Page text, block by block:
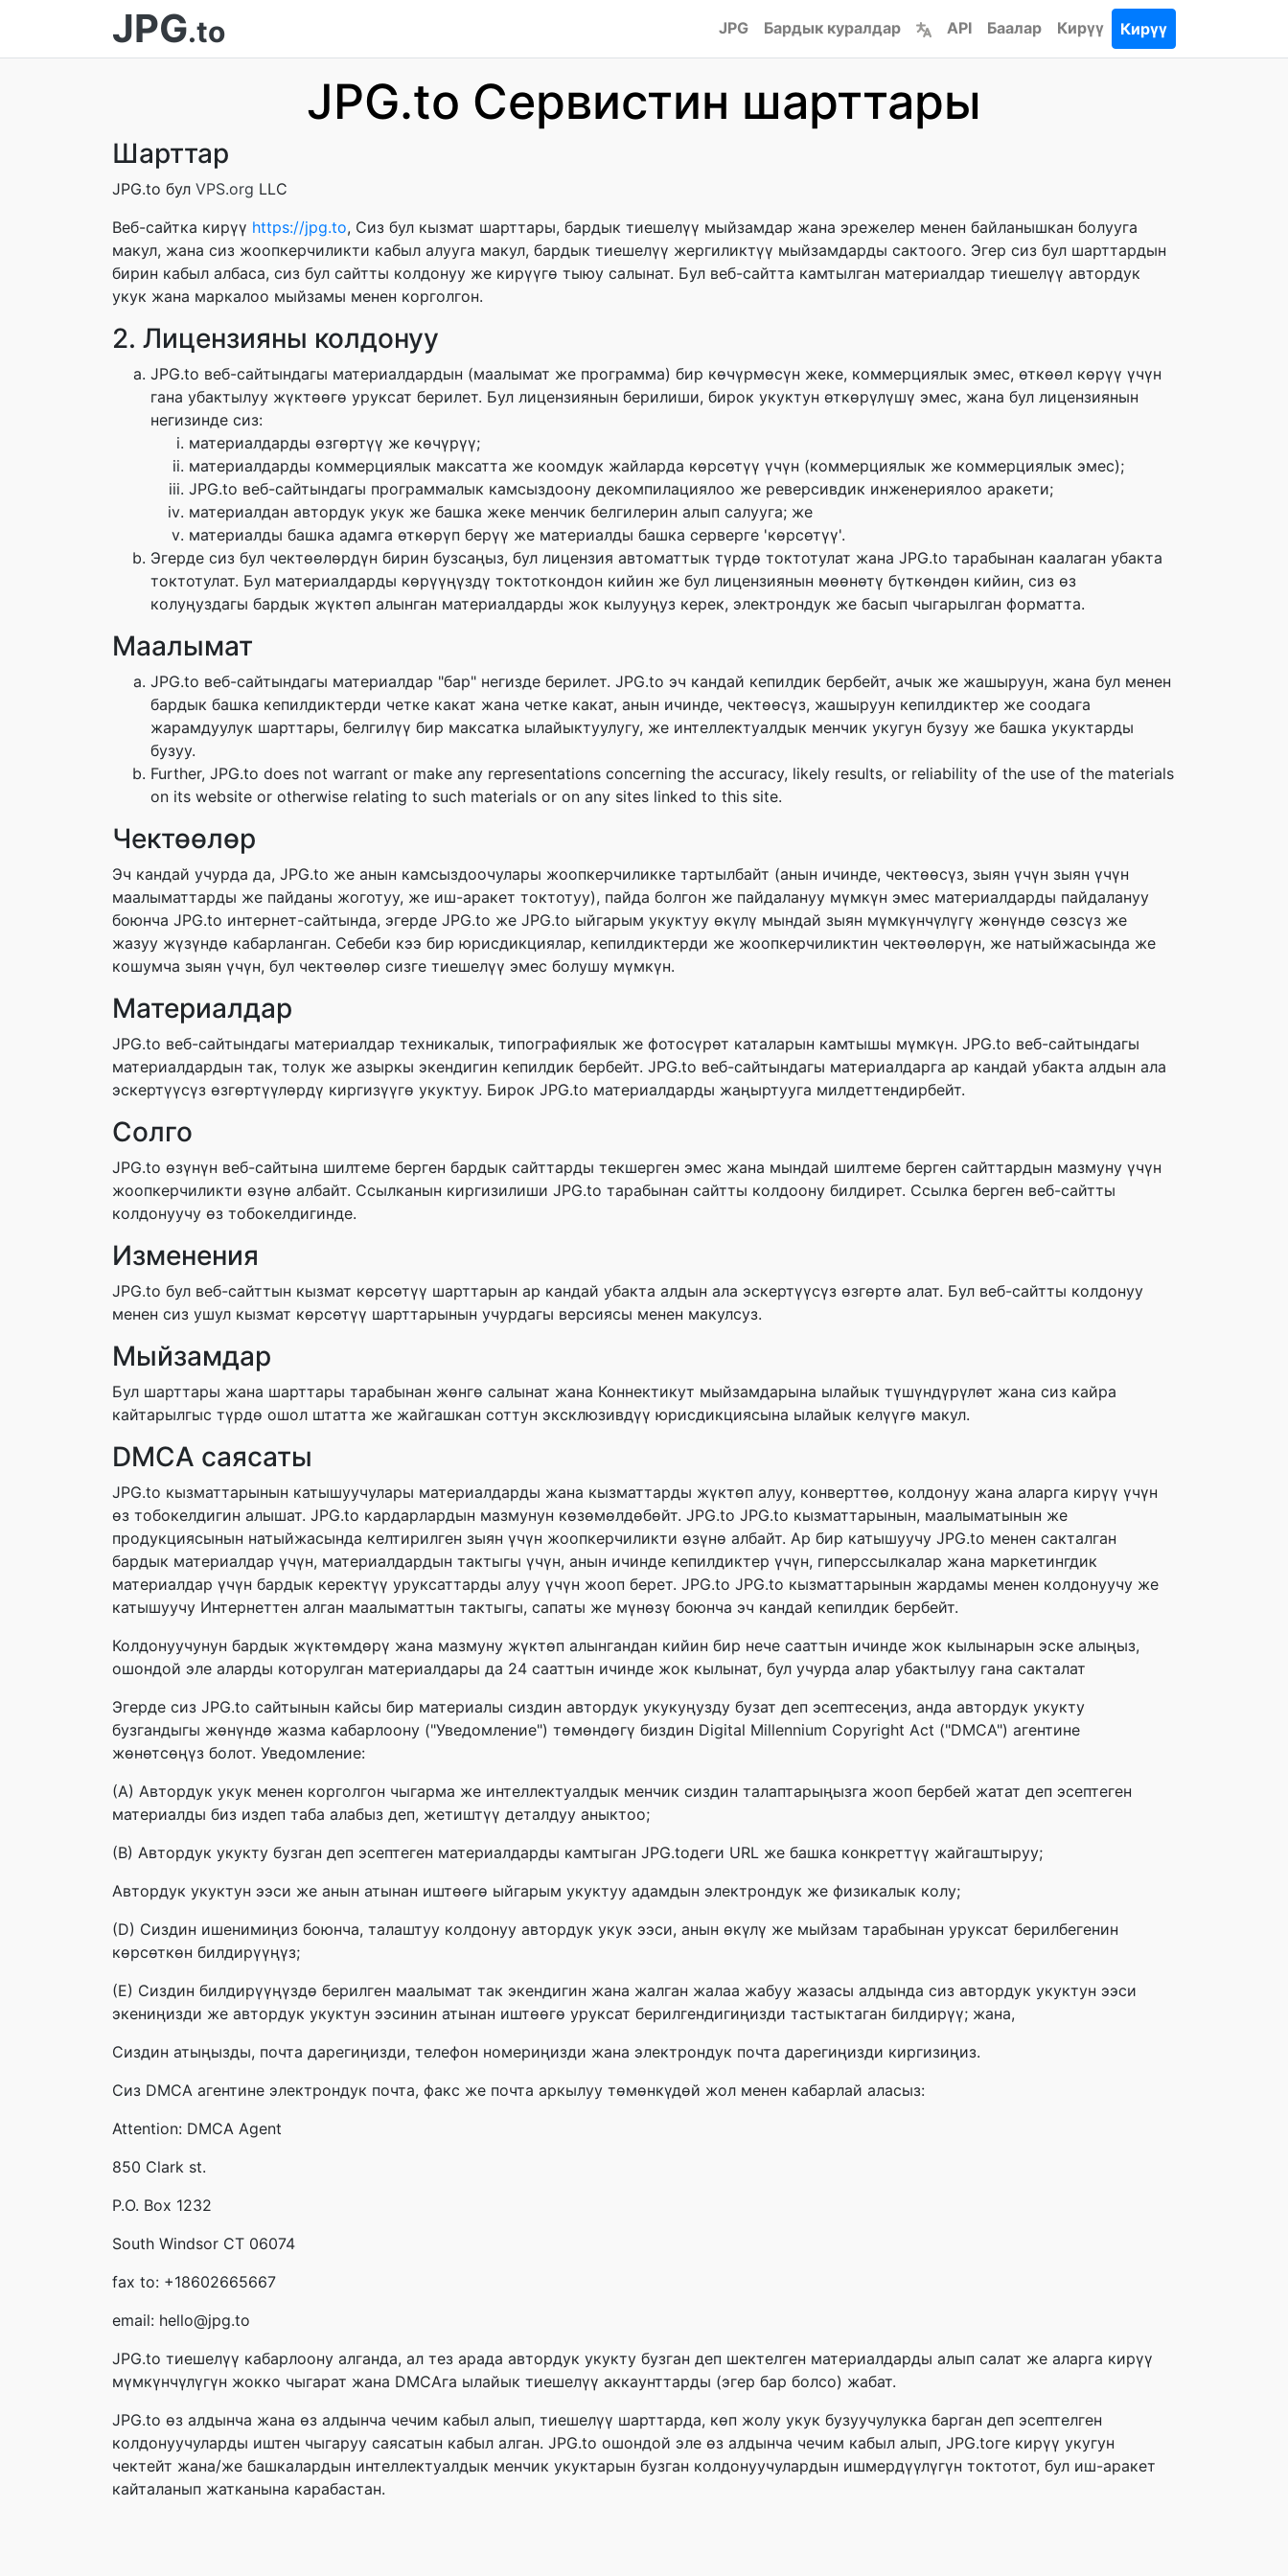
JPG.to JPG Бардык куралдар API Баалар Кирүү Кирүү
JPG.to Сервистин шарттары
Шарттар
JPG.to бул VPS.org LLC
Веб-сайтка кирүү https://jpg.to, Сиз бул кызмат шарттары, бардык тиешелүү мыйзамдар жана эрежелер менен байланышкан болууга
макул, жана сиз жоопкерчиликти кабыл алууга макул, бардык тиешелүү жергиликтүү мыйзамдарды сактоого. Эгер сиз бул шарттардын
бирин кабыл албаса, сиз бул сайтты колдонуу же кирүүгө тыюу салынат. Бул веб-сайтта камтылган материалдар тиешелүү автордук
укук жана маркалоо мыйзамы менен корголгон.
2. Лицензияны колдонуу
JPG.to веб-сайтындагы материалдардын (маалымат же программа) бир көчүрмөсүн жеке, коммерциялык эмес, өткөөл көрүү үчүн
гана убактылуу жүктөөгө уруксат берилет. Бул лицензиянын берилиши, бирок укуктун өткөрүлүшү эмес, жана бул лицензиянын
негизинде сиз:
материалдарды өзгөртүү же көчүрүү;
материалдарды коммерциялык максатта же коомдук жайларда көрсөтүү үчүн (коммерциялык же коммерциялык эмес);
JPG.to веб-сайтындагы программалык камсыздоону декомпилациялоо же реверсивдик инженериялоо аракети;
материалдан автордук укук же башка жеке менчик белгилерин алып салууга; же
материалды башка адамга өткөрүп берүү же материалды башка серверге 'көрсөтүү'.
Эгерде сиз бул чектөөлөрдүн бирин бузсаңыз, бул лицензия автоматтык түрдө токтотулат жана JPG.to тарабынан каалаган убакта
токтотулат. Бул материалдарды көрүүңүздү токтоткондон кийин же бул лицензиянын мөөнөтү бүткөндөн кийин, сиз өз
колуңуздагы бардык жүктөп алынган материалдарды жок кылууңуз керек, электрондук же басып чыгарылган форматта.
Маалымат
JPG.to веб-сайтындагы материалдар "бар" негизде берилет. JPG.to эч кандай кепилдик бербейт, ачык же жашыруун, жана бул менен
бардык башка кепилдиктерди четке какат жана четке какат, анын ичинде, чектөөсүз, жашыруун кепилдиктер же соодага
жарамдуулук шарттары, белгилүү бир максатка ылайыктуулугу, же интеллектуалдык менчик укугун бузуу же башка укуктарды
бузуу.
Further, JPG.to does not warrant or make any representations concerning the accuracy, likely results, or reliability of the use of the materials
on its website or otherwise relating to such materials or on any sites linked to this site.
Чектөөлөр
Эч кандай учурда да, JPG.to же анын камсыздоочулары жоопкерчиликке тартылбайт (анын ичинде, чектөөсүз, зыян үчүн зыян үчүн
маалыматтарды же пайданы жоготуу, же иш-аракет токтотуу), пайда болгон же пайдалануу мүмкүн эмес материалдарды пайдалануу
боюнча JPG.to интернет-сайтында, эгерде JPG.to же JPG.to ыйгарым укуктуу өкүлү мындай зыян мүмкүнчүлүгү жөнүндө сөзсүз же
жазуу жүзүндө кабарланган. Себеби кээ бир юрисдикциялар, кепилдиктерди же жоопкерчиликтин чектөөлөрүн, же натыйжасында же
кошумча зыян үчүн, бул чектөөлөр сизге тиешелүү эмес болушу мүмкүн.
Материалдар
JPG.to веб-сайтындагы материалдар техникалык, типографиялык же фотосүрөт каталарын камтышы мүмкүн. JPG.to веб-сайтындагы
материалдардын так, толук же азыркы экендигин кепилдик бербейт. JPG.to веб-сайтындагы материалдарга ар кандай убакта алдын ала
эскертүүсүз өзгөртүүлөрдү киргизүүгө укуктуу. Бирок JPG.to материалдарды жаңыртууга милдеттендирбейт.
Солго
JPG.to өзүнүн веб-сайтына шилтеме берген бардык сайттарды текшерген эмес жана мындай шилтеме берген сайттардын мазмуну үчүн
жоопкерчиликти өзүнө албайт. Ссылканын киргизилиши JPG.to тарабынан сайтты колдоону билдирет. Ссылка берген веб-сайтты
колдонуучу өз тобокелдигинде.
Изменения
JPG.to бул веб-сайттын кызмат көрсөтүү шарттарын ар кандай убакта алдын ала эскертүүсүз өзгөртө алат. Бул веб-сайтты колдонуу
менен сиз ушул кызмат көрсөтүү шарттарынын учурдагы версиясы менен макулсуз.
Мыйзамдар
Бул шарттары жана шарттары тарабынан жөнгө салынат жана Коннектикут мыйзамдарына ылайык түшүндүрүлөт жана сиз кайра
кайтарылгыс түрдө ошол штатта же жайгашкан соттун эксклюзивдүү юрисдикциясына ылайык келүүгө макул.
DMCA саясаты
JPG.to кызматтарынын катышуучулары материалдарды жана кызматтарды жүктөп алуу, конверттөө, колдонуу жана аларга кирүү үчүн
өз тобокелдигин алышат. JPG.to кардарлардын мазмунун көзөмөлдөбөйт. JPG.to JPG.to кызматтарынын, маалыматынын же
продукциясынын натыйжасында келтирилген зыян үчүн жоопкерчиликти өзүнө албайт. Ар бир катышуучу JPG.to менен сакталган
бардык материалдар үчүн, материалдардын тактыгы үчүн, анын ичинде кепилдиктер үчүн, гиперссылкалар жана маркетингдик
материалдар үчүн бардык керектүү уруксаттарды алуу үчүн жооп берет. JPG.to JPG.to кызматтарынын жардамы менен колдонуучу же
катышуучу Интернеттен алган маалыматтын тактыгы, сапаты же мүнөзү боюнча эч кандай кепилдик бербейт.
Колдонуучунун бардык жүктөмдөрү жана мазмуну жүктөп алынгандан кийин бир нече сааттын ичинде жок кылынарын эске алыңыз,
ошондой эле аларды которулган материалдары да 24 сааттын ичинде жок кылынат, бул учурда алар убактылуу гана сакталат
Эгерде сиз JPG.to сайтынын кайсы бир материалы сиздин автордук укукуңузду бузат деп эсептесеңиз, анда автордук укукту
бузгандыгы жөнүндө жазма кабарлоону ("Уведомление") төмөндөгү биздин Digital Millennium Copyright Act ("DMCA") агентине
жөнөтсөңүз болот. Уведомление:
(А) Автордук укук менен корголгон чыгарма же интеллектуалдык менчик сиздин талаптарыңызга жооп бербей жатат деп эсептеген
материалды биз издеп таба алабыз деп, жетиштүү деталдуу аныктоо;
(B) Автордук укукту бузган деп эсептеген материалдарды камтыган JPG.toдеги URL же башка конкреттүү жайгаштыруу;
Автордук укуктун ээси же анын атынан иштөөгө ыйгарым укуктуу адамдын электрондук же физикалык колу;
(D) Сиздин ишенимиңиз боюнча, талаштуу колдонуу автордук укук ээси, анын өкүлү же мыйзам тарабынан уруксат берилбегенин
көрсөткөн билдирүүңүз;
(E) Сиздин билдирүүңүздө берилген маалымат так экендигин жана жалган жалаа жабуу жазасы алдында сиз автордук укуктун ээси
экениңизди же автордук укуктун ээсинин атынан иштөөгө уруксат берилгендигиңизди тастыктаган билдирүү; жана,
Сиздин атыңызды, почта дарегиңизди, телефон номериңизди жана электрондук почта дарегиңизди киргизиңиз.
Сиз DMCA агентине электрондук почта, факс же почта аркылуу төмөнкүдөй жол менен кабарлай аласыз:
Attention: DMCA Agent
850 Clark st.
P.O. Box 1232
South Windsor CT 06074
fax to: +18602665667
email: hello@jpg.to
JPG.to тиешелүү кабарлоону алганда, ал тез арада автордук укукту бузган деп шектелген материалдарды алып салат же аларга кирүү
мүмкүнчүлүгүн жокко чыгарат жана DMCAга ылайык тиешелүү аккаунттарды (эгер бар болсо) жабат.
JPG.to өз алдынча жана өз алдынча чечим кабыл алып, тиешелүү шарттарда, көп жолу укук бузуучулукка барган деп эсептелген
колдонуучуларды иштен чыгаруу саясатын кабыл алган. JPG.to ошондой эле өз алдынча чечим кабыл алып, JPG.toге кирүү укугун
чектейт жана/же башкалардын интеллектуалдык менчик укуктарын бузган колдонуучулардын ишмердүүлүгүн токтотот, бул иш-аракет
кайталанып жатканына карабастан.